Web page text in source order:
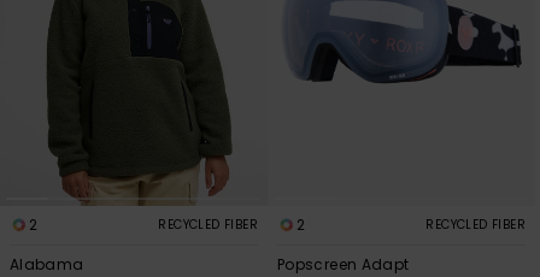
2 RECYCLED FIBER
Alabama
2 RECYCLED FIBER
Popscreen Adapt